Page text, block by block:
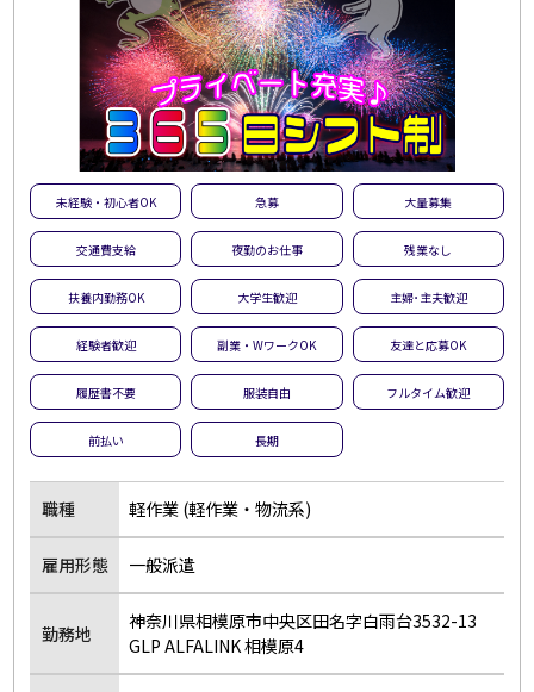
未経験・初心者OK 急募 大量募集
交通費支給 夜勤のお仕事 残業なし
扶養内勤務OK 大学生歓迎 主婦･主夫歓迎
経験者歓迎 副業・WワークOK 友達と応募OK
履歴書不要 服装自由 フルタイム歓迎
前払い 長期
職種 軽作業 (軽作業・物流系)
雇用形態 一般派遣
勤務地
神奈川県相模原市中央区田名字白雨台3532-13
GLP ALFALINK 相模原4